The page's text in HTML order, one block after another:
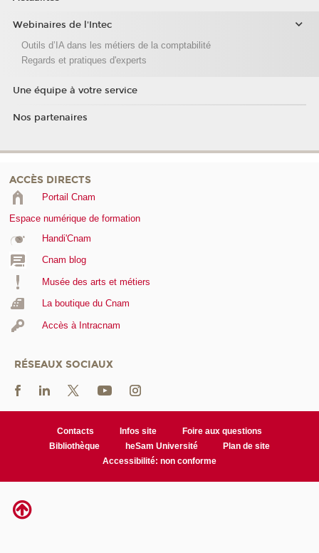
Webinaires de l'Intec
Outils d’IA dans les métiers de la comptabilité
Regards et pratiques d'experts
Une équipe à votre service
Nos partenaires
ACCÈS DIRECTS
Portail Cnam
Espace numérique de formation
Handi'Cnam
Cnam blog
Musée des arts et métiers
La boutique du Cnam
Accès à Intracnam
RÉSEAUX SOCIAUX
Contacts Infos site
Foire aux questions
Bibliothèque
heSam Université
Plan de site
Accessibilité: non conforme